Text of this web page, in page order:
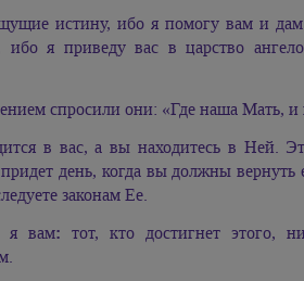
истину, ибо я помогу вам и дам
ибо я приведу вас в царство
спросили они: «Где наша Мать, и
в вас, а вы находитесь в Ней.
день, когда вы должны
законам Ее.
я вам: тот, кто достигнет этого,